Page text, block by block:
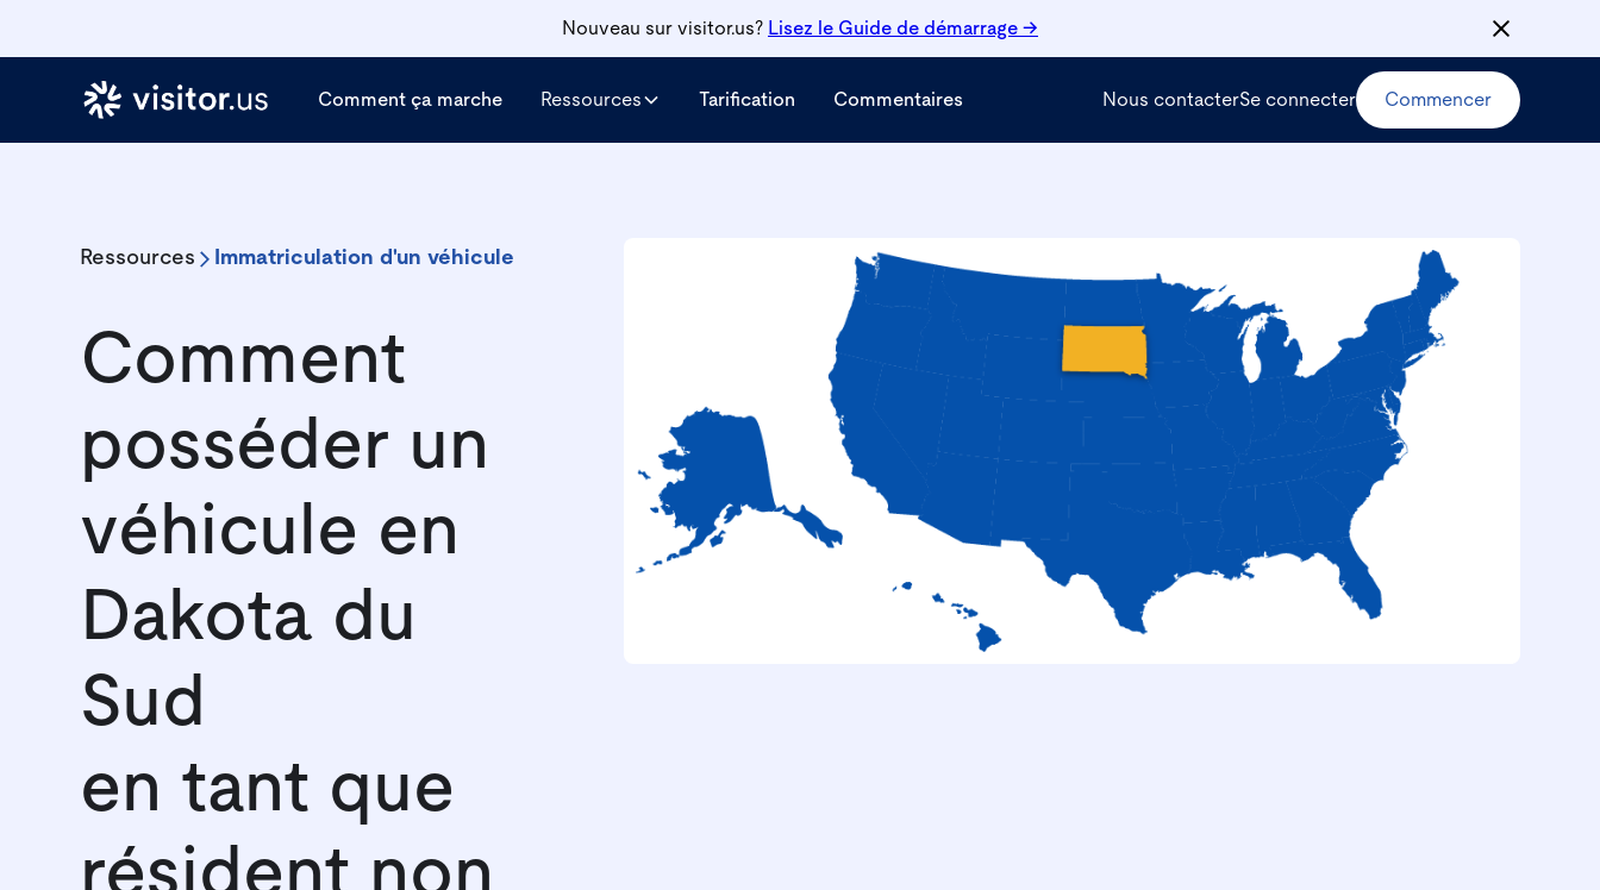
Nouveau sur visitor.us? Lisez le Guide de démarrage →
Comment ça marche Ressources Tarification Commentaires Nous contacterSe connecter Commencer
Ressources Immatriculation d'un véhicule
Comment
posséder un
véhicule en
Dakota du
Sud
en tant que
résident non